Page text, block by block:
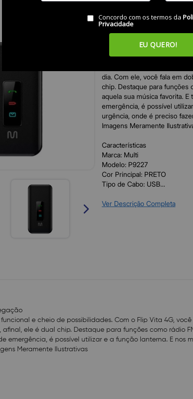
O Flip Vita 4G conta com
Melhore sua experiência
possibilidades. Com o Flip
dia. Com ele, você fala em
chip. Destaque para funções
aquela sua música favorita.
emergência, é possível
urgência, onde é preciso
Imagens Meramente
Características
Marca: Multi
Modelo: P9227
Cor Principal: PRETO
Tipo de Cabo: USB
Conexões: 4G
Ver Descrição Completa
e cheio de possibilidades. Com o Flip Vita 4G,
ele é dual chip. Destaque para funções como rádio
emergência, é possível utilizar e a função lanterna. E nos
Meramente Ilustrativas
Concordo com os termos da
Privacidade
EU QUERO!